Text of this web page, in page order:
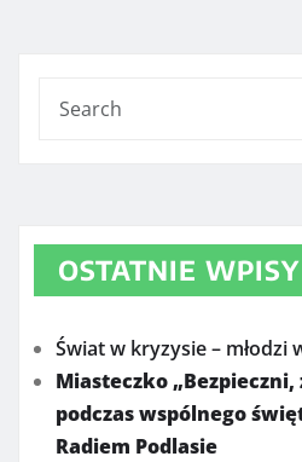
OSTATNIE WPISY
Świat w kryzysie – młodzi
Miasteczko
podczas wspólnego
Radiem Podlasie